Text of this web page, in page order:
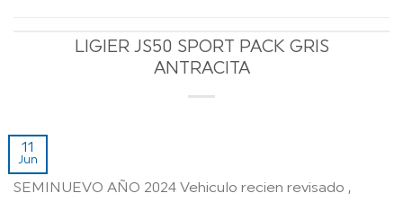
LIGIER JS50 SPORT PACK GRIS
ANTRACITA
11
Jun
SEMINUEVO AÑO 2024 Vehiculo recien revisado ,